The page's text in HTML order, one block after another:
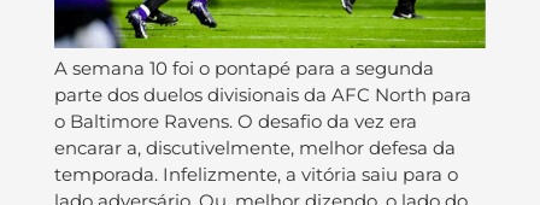
A semana 10 foi o pontapé para a segunda
parte dos duelos divisionais da AFC North para
o Baltimore Ravens. O desafio da vez era
encarar a, discutivelmente, melhor defesa da
temporada. Infelizmente, a vitória saiu para o